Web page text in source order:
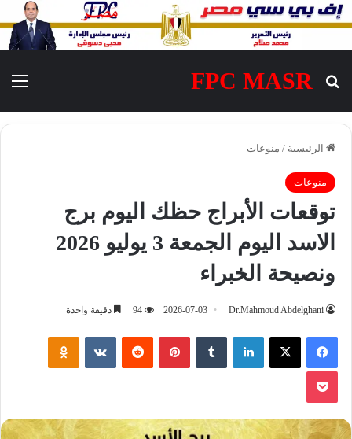
FPC MASR
بحث عن
الرئيسية / منوعات
منوعات
توقعات الأبراج حظك اليوم برج
الاسد اليوم الجمعة 3 يوليو 2026
ونصيحة الخبراء
Dr.Mahmoud Abdelghani
2026-07-03
94 دقيقة واحدة
فيسبوك ‫X لينكدإن بينتيريست